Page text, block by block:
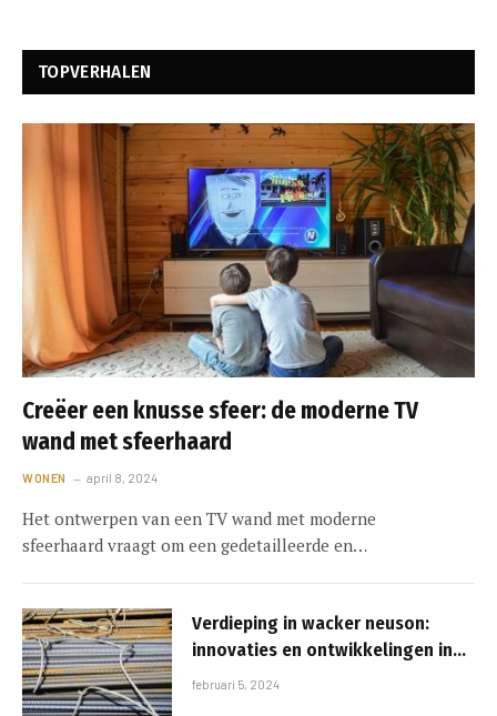
TOPVERHALEN
Creëer een knusse sfeer: de moderne TV
wand met sfeerhaard
WONEN april 8, 2024
Het ontwerpen van een TV wand met moderne
sfeerhaard vraagt om een gedetailleerde en…
Verdieping in wacker neuson:
innovaties en ontwikkelingen in
bouwmachines
februari 5, 2024